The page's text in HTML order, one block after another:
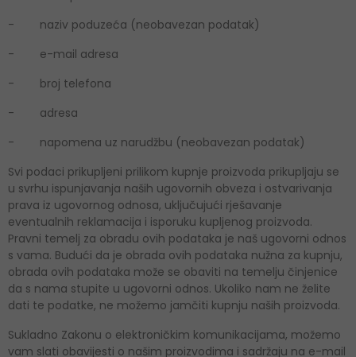
- naziv poduzeća (neobavezan podatak)
- e-mail adresa
- broj telefona
- adresa
- napomena uz narudžbu (neobavezan podatak)
Svi podaci prikupljeni prilikom kupnje proizvoda prikupljaju se
u svrhu ispunjavanja naših ugovornih obveza i ostvarivanja
prava iz ugovornog odnosa, uključujući rješavanje
eventualnih reklamacija i isporuku kupljenog proizvoda.
Pravni temelj za obradu ovih podataka je naš ugovorni odnos
s vama. Budući da je obrada ovih podataka nužna za kupnju,
obrada ovih podataka može se obaviti na temelju činjenice
da s nama stupite u ugovorni odnos. Ukoliko nam ne želite
dati te podatke, ne možemo jamčiti kupnju naših proizvoda.
Sukladno Zakonu o elektroničkim komunikacijama, možemo
vam slati obavijesti o našim proizvodima i sadržaju na e-mail